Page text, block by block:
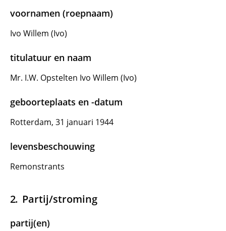
voornamen (roepnaam)
Ivo Willem (Ivo)
titulatuur en naam
Mr. I.W. Opstelten Ivo Willem (Ivo)
geboorteplaats en -datum
Rotterdam, 31 januari 1944
levensbeschouwing
Remonstrants
Partij/stroming
partij(en)